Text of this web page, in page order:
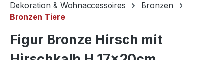
Dekoration & Wohnaccessoires
Bronzen
Bronzen Tiere
Figur Bronze Hirsch mit